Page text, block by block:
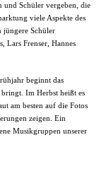
und Schüler vergeben, die
viele Aspekte des
jüngere Schüler
Lars Frenser, Hannes
beginnt das
Im Herbst heißt es
am besten auf die Fotos
zeigen. Ein
Musikgruppen unserer